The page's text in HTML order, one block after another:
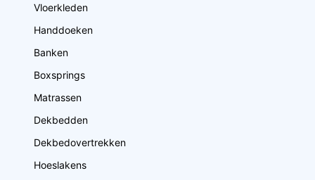
Vloerkleden
Handdoeken
Banken
Boxsprings
Matrassen
Dekbedden
Dekbedovertrekken
Hoeslakens